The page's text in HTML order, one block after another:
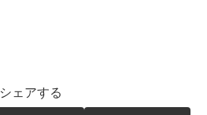
シェアする